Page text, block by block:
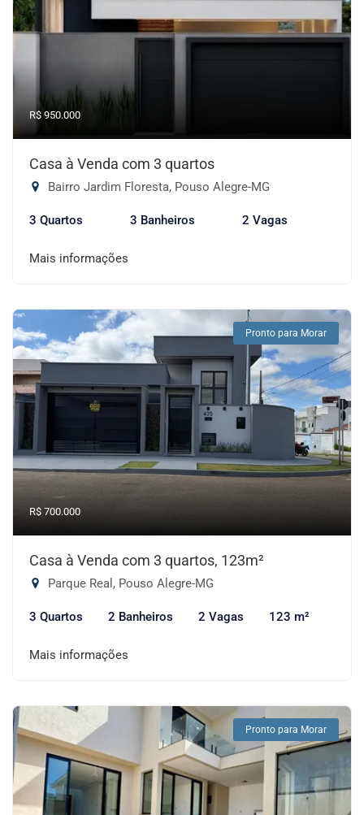
R$ 950.000
Casa à Venda com 3 quartos
Bairro Jardim Floresta, Pouso Alegre-MG
3 Quartos 3 Banheiros 2 Vagas
Mais informações
Pronto para Morar
R$ 700.000
Casa à Venda com 3 quartos, 123m²
Parque Real, Pouso Alegre-MG
3 Quartos 2 Banheiros 2 Vagas 123 m²
Mais informações
Pronto para Morar